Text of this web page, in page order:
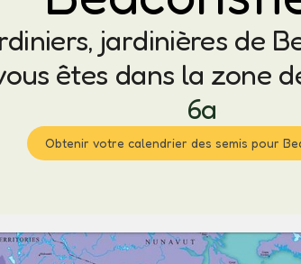
jardinières de
êtes dans la zone
6a
Obtenir votre calendrier des semis pour